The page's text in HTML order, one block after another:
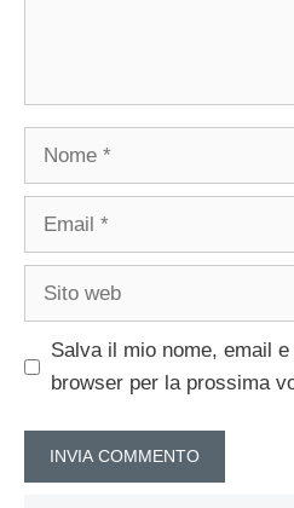
Nome
Email
Sito
Salva il mio nome, email
browser per la prossima